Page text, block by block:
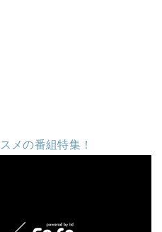
メの番組特集！